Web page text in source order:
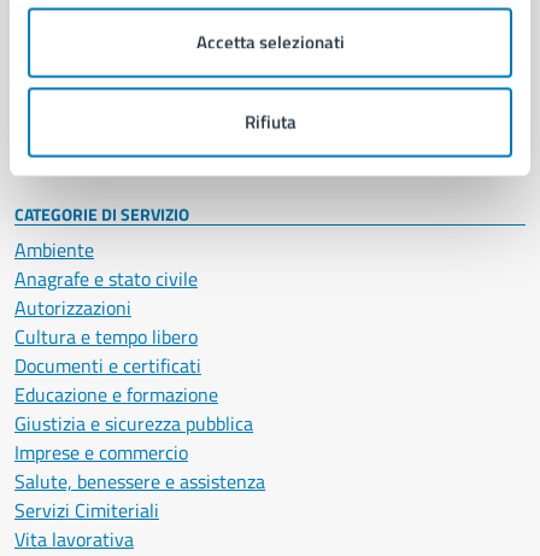
Accetta selezionati
Rifiuta
Enti e fondazioni
Personale amministrativo
Intranet, posta aziendale e protocollo
CATEGORIE DI SERVIZIO
Ambiente
Anagrafe e stato civile
Autorizzazioni
Cultura e tempo libero
Documenti e certificati
Educazione e formazione
Giustizia e sicurezza pubblica
Imprese e commercio
Salute, benessere e assistenza
Servizi Cimiteriali
Vita lavorativa